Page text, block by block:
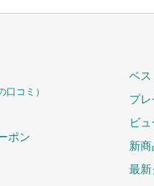
口コミ）
ポン
ベス
プレ
ビ
新
最新